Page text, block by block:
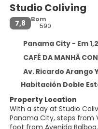
Studio Coliving
7,8
Bom
590
Panama City - Em
CAFÉ DA MANHÃ
Av. Ricardo Arango Y, Av.
Habitación Doble
Property Location
With a stay at Studio
Panama City, steps from